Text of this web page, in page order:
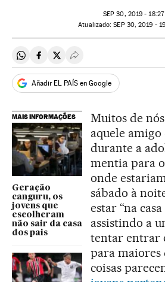
SEP 30, 2019 - 18:27
atualizado: SEP30, 2019 -
Compartir en Whatsapp
Compartir en Facebook
Compartir en Twitter
Desplegar Redes
Añadir EL PAÍS en Google
MAIS INFORMAÇÕES
Geração
canguru, os
jovens que
escolheram
não sair da casa
dos pais
Muitos de
aquele amigo
durante a
mentia para
onde
sábado à
estar “na
assistindo a
tentar entrar
para maiores
coisas